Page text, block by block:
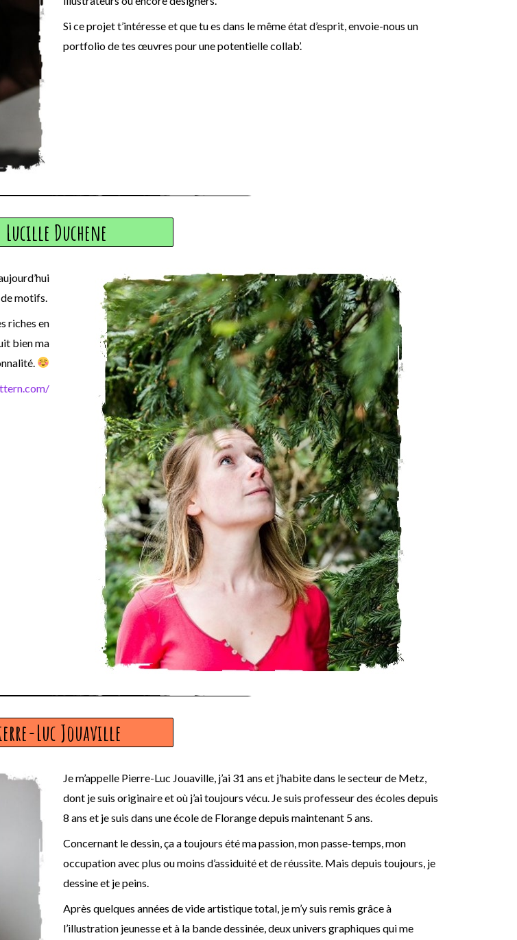
Si ce projet t’intéresse et que tu es dans le même état d’esprit, envoie-nous un
portfolio de tes œuvres pour une potentielle collab’.
Lucille Duchene
motifs.
riches en
bien ma
Luc Jouaville
Je m’appelle Pierre-Luc Jouaville, j’ai 31 ans et j’habite dans le secteur de Metz,
dont je suis originaire et où j’ai toujours vécu. Je suis professeur des écoles depuis
8 ans et je suis dans une école de Florange depuis maintenant 5 ans.
Concernant le dessin, ça a toujours été ma passion, mon passe-temps, mon
occupation avec plus ou moins d’assiduité et de réussite. Mais depuis toujours, je
dessine et je peins.
Après quelques années de vide artistique total, je m’y suis remis grâce à
l’illustration jeunesse et à la bande dessinée, deux univers graphiques qui me